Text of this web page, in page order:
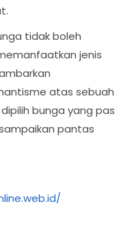
tidak boleh
jenis
atas sebuah
bunga yang pas
pantas